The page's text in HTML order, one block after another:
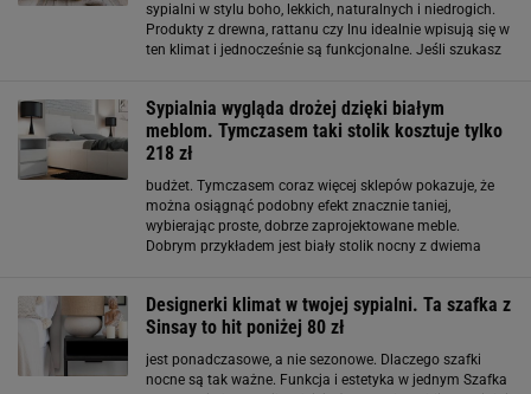
sypialni w stylu boho, lekkich, naturalnych i niedrogich.
Produkty z drewna, rattanu czy lnu idealnie wpisują się w
ten klimat i jednocześnie są funkcjonalne. Jeśli szukasz
Sypialnia wygląda drożej dzięki białym
meblom. Tymczasem taki stolik kosztuje tylko
218 zł
budżet. Tymczasem coraz więcej sklepów pokazuje, że
można osiągnąć podobny efekt znacznie taniej,
wybierając proste, dobrze zaprojektowane meble.
Dobrym przykładem jest biały stolik nocny z dwiema
Designerki klimat w twojej sypialni. Ta szafka z
Sinsay to hit poniżej 80 zł
jest ponadczasowe, a nie sezonowe. Dlaczego szafki
nocne są tak ważne. Funkcja i estetyka w jednym Szafka